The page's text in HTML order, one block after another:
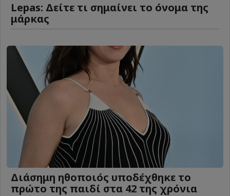
Lepas: Δείτε τι σημαίνει το όνομα της
μάρκας
Διάσημη ηθοποιός υποδέχθηκε το
πρώτο της παιδί στα 42 της χρόνια